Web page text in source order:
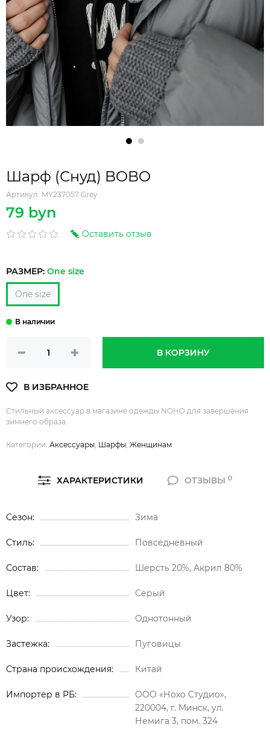
Шарф (Снуд) BOBO
Артикул: MY237057 Grey
79 byn
Оставить отзыв
РАЗМЕР: One size
One size
В КОРЗИНУ
Стильный аксессуар в магазине одежды NOHO для завершения
зимнего образа.
Категории: Аксессуары, Шарфы, Женщинам
ХАРАКТЕРИСТИКИ ОТЗЫВЫ0
Сезон Зима
Стиль Повседневный
Состав Шерсть 20%, Акрил 80%
Цвет Серый
Узор Однотонный
Застежка Пуговицы
Страна происхождения Китай
Импортер в РБ
ООО «Нохо Студио»,
220004, г. Минск, ул.
Немига 3, пом. 324